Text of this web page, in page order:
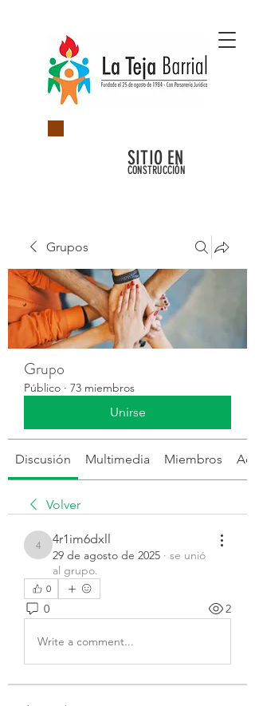
SITIO EN
CONSTRUCCIÓN
Grupos
Grupo
Público · 73 miembros
Unirse
Discusión Multimedia Miembros
Volver
4r1im6dxll
4r1im6dxll
29 de agosto de 2025 · se unió
al grupo.
0
0 2
Write a comment...